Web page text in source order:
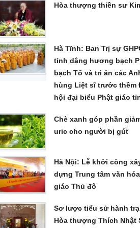
Hòa thượng thiền sư
Hà Tĩnh: Ban Trị sự
tỉnh dâng hương bạch
bạch Tổ và tri ân các
hùng Liệt sĩ trước thềm
hội đại biểu Phật giáo
Chè xanh góp phần
uric cho người bị gút
Hà Nội: Lễ khởi công
dựng Trung tâm văn
giáo Thủ đô
Sơ lược tiểu sử hành
Hòa thượng Thích Nhật